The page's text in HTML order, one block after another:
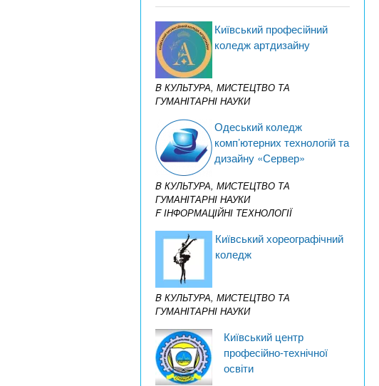
Київський професійний
коледж артдизайну
B КУЛЬТУРА, МИСТЕЦТВО ТА
ГУМАНІТАРНІ НАУКИ
Одеський коледж
комп’ютерних технологій та
дизайну «Сервер»
B КУЛЬТУРА, МИСТЕЦТВО ТА
ГУМАНІТАРНІ НАУКИ
F ІНФОРМАЦІЙНІ ТЕХНОЛОГІЇ
Київський хореографічний
коледж
B КУЛЬТУРА, МИСТЕЦТВО ТА
ГУМАНІТАРНІ НАУКИ
Київський центр
професійно-технічної
освіти